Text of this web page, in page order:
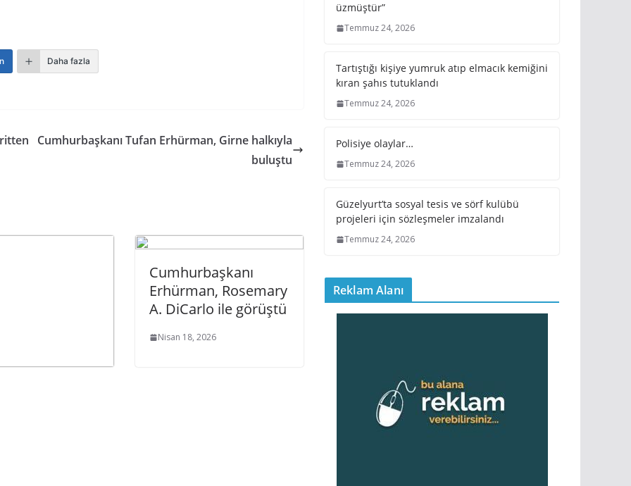
Daha fazla
Cumhurbaşkanı Tufan Erhürman, Girne halkıyla
buluştu
Cumhurbaşkanı
Erhürman, Rosemary
A. DiCarlo ile görüştü
Nisan 18, 2026
üzmüştür”
Temmuz 24, 2026
Tartıştığı kişiye yumruk atıp elmacık kemiğini
kıran şahıs tutuklandı
Temmuz 24, 2026
Polisiye olaylar…
Temmuz 24, 2026
Güzelyurt’ta sosyal tesis ve sörf kulübü
projeleri için sözleşmeler imzalandı
Temmuz 24, 2026
Reklam Alanı